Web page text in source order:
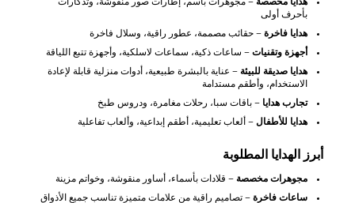
بأحرف أولى
هدايا فاخرة – حقائب مصممة، عطور راقية، وسلال فاخرة
أجهزة وتقنيات – ساعات ذكية، سماعات لاسلكية، وأجهزة تتبع اللياقة
هدايا صديقة للبيئة – عناية بالبشرة طبيعية، أدوات منزلية قابلة لإعادة
الاستخدام، وأطقم مستدامة
تجارب هدايا – باقات سبا، رحلات مغامرة، ودروس طبخ
هدايا للأطفال – ألعاب تعليمية، أطقم إبداعية، وألعاب تفاعلية
أبرز الهدايا المطلوبة
مجوهرات مخصصة – قلادات بأسماء، أساور منقوشة، وخواتم مزينة
ساعات فاخرة – تصاميم راقية من علامات متميزة تناسب جميع الأذواق